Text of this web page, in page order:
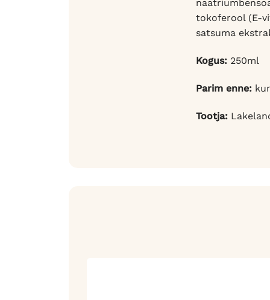
tokoferool (E-
satsuma
Kogus: 250ml
Parim enne:
Tootja: